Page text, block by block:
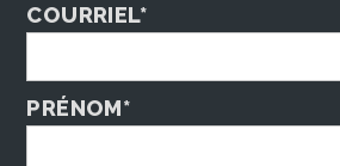
COURRIEL*
PRÉNOM*